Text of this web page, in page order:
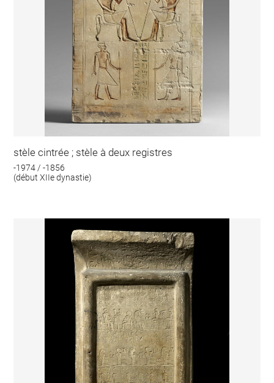
stèle cintrée ; stèle à deux registres
-1974 / -1856
(début XIIe dynastie)